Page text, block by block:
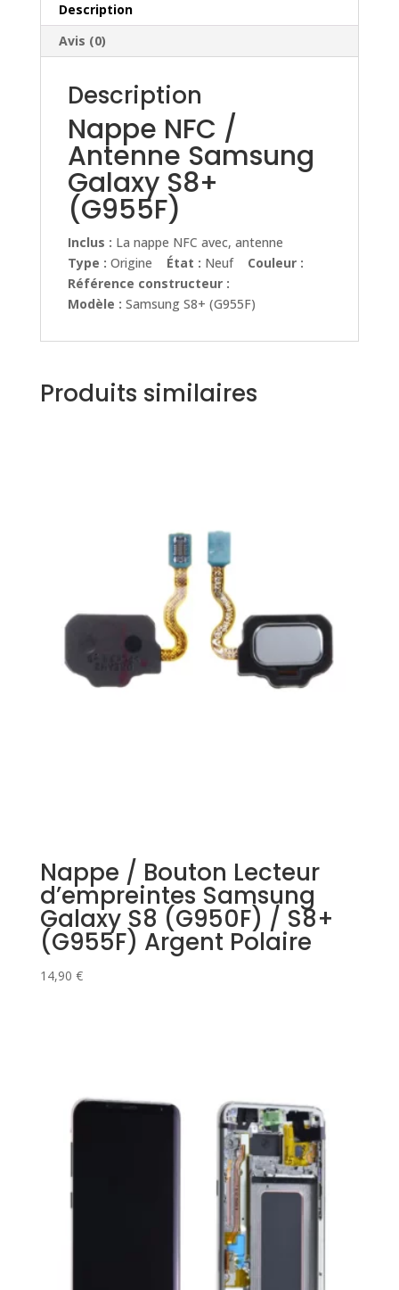
Description
Avis (0)
Description
Nappe NFC /
Antenne Samsung
Galaxy S8+
(G955F)
Inclus : La nappe NFC avec, antenne
Type : Origine État : Neuf Couleur :
Référence constructeur :
Modèle : Samsung S8+ (G955F)
Produits similaires
Nappe / Bouton Lecteur
d’empreintes Samsung
Galaxy S8 (G950F) / S8+
(G955F) Argent Polaire
14,90 €